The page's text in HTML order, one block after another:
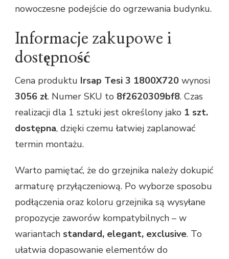
nowoczesne podejście do ogrzewania budynku.
Informacje zakupowe i
dostępność
Cena produktu Irsap Tesi 3 1800X720 wynosi
3056 zł. Numer SKU to 8f2620309bf8. Czas
realizacji dla 1 sztuki jest określony jako 1 szt.
dostępna, dzięki czemu łatwiej zaplanować
termin montażu.
Warto pamiętać, że do grzejnika należy dokupić
armaturę przyłączeniową. Po wyborze sposobu
podłączenia oraz koloru grzejnika są wysyłane
propozycje zaworów kompatybilnych – w
wariantach standard, elegant, exclusive. To
ułatwia dopasowanie elementów do